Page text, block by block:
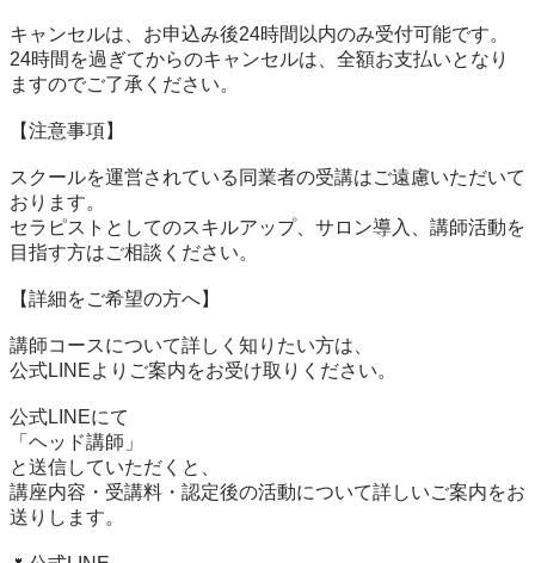
キャンセルは、お申込み後24時間以内のみ受付可能です。
24時間を過ぎてからのキャンセルは、全額お支払いとなり
ますのでご了承ください。
【注意事項】
スクールを運営されている同業者の受講はご遠慮いただいて
おります。
セラピストとしてのスキルアップ、サロン導入、講師活動を
目指す方はご相談ください。
【詳細をご希望の方へ】
講師コースについて詳しく知りたい方は、
公式LINEよりご案内をお受け取りください。
公式LINEにて
「ヘッド講師」
と送信していただくと、
講座内容・受講料・認定後の活動について詳しいご案内をお
送りします。